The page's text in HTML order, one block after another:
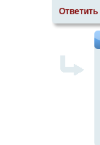
Ответить